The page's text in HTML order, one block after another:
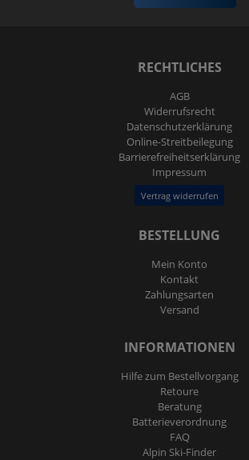
RECHTLICHES
AGB
Widerrufs­recht
Daten­schutz­erklärung
Online-Streitbeilegung
Barrierefreiheitserklärung
Impressum
Vertrag widerrufen
BESTELLUNG
Mein Konto
Kontakt
Zahlungsarten
Versand
INFORMATIONEN
Hilfe zum Bestellvorgang
Retoure
Beratung
Batterieverordnung
FAQ
Alpin Ski-Finder